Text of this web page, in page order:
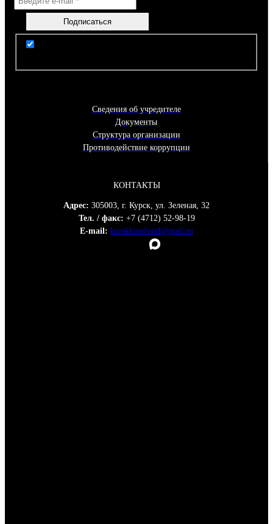
Сведения об учредителе
Документы
Структура организации
Противодействие коррупции
КОНТАКТЫ
Адрес: 305003, г. Курск, ул. Зеленая, 32
Тел. / факс: +7 (4712) 52-98-19
E-mail: kurskkinofond@mail.ru